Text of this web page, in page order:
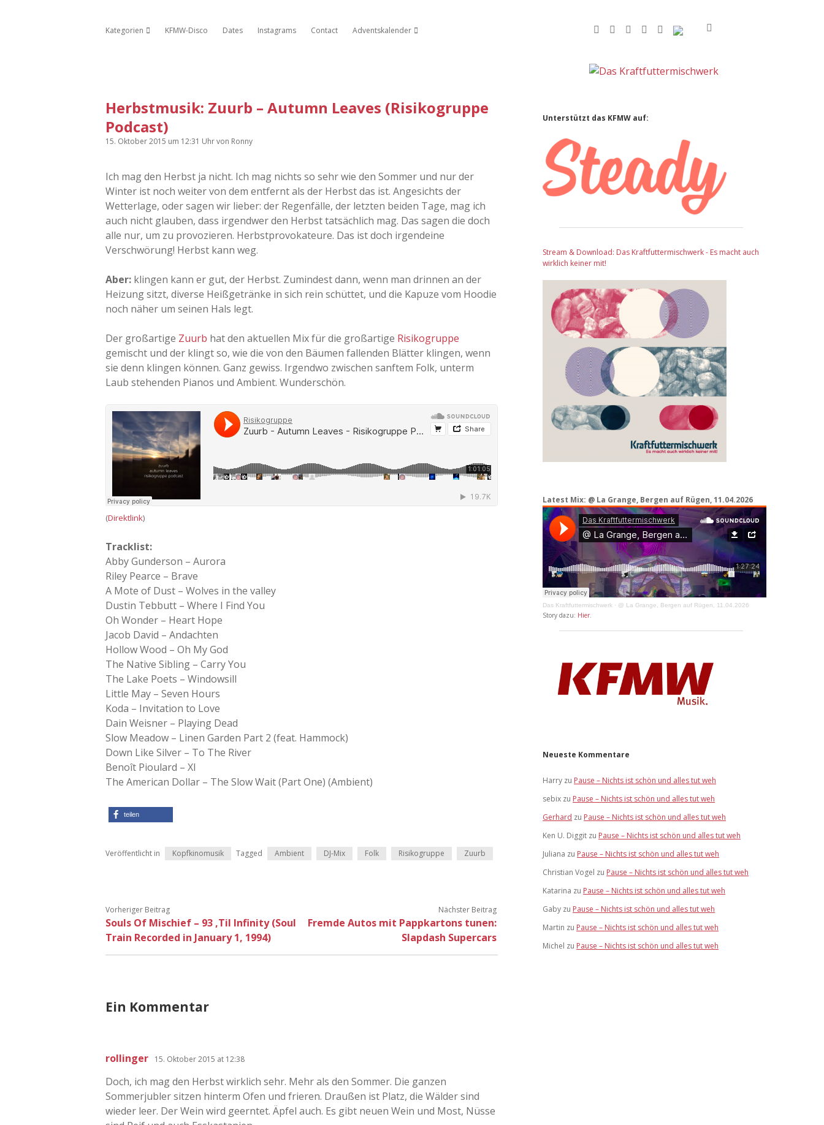
Kategorien Dropdown-Menü öffnen
KFMW-Disco Dates Instagrams Contact Adventskalender Dropdown-Menü öffnen facebookinstagram
rss soundcloud
vimeo Bluesky
Herbstmusik: Zuurb – Autumn Leaves (Risikogruppe
Podcast)
15. Oktober 2015 um 12:31 Uhrvon Ronny
Ich mag den Herbst ja nicht. Ich mag nichts so sehr wie den Sommer und nur der
Winter ist noch weiter von dem entfernt als der Herbst das ist. Angesichts der
Wetterlage, oder sagen wir lieber: der Regenfälle, der letzten beiden Tage, mag ich
auch nicht glauben, dass irgendwer den Herbst tatsächlich mag. Das sagen die doch
alle nur, um zu provozieren. Herbstprovokateure. Das ist doch irgendeine
Verschwörung! Herbst kann weg.
Aber: klingen kann er gut, der Herbst. Zumindest dann, wenn man drinnen an der
Heizung sitzt, diverse Heißgetränke in sich rein schüttet, und die Kapuze vom Hoodie
noch näher um seinen Hals legt.
Der großartige Zuurb hat den aktuellen Mix für die großartige Risikogruppe
gemischt und der klingt so, wie die von den Bäumen fallenden Blätter klingen, wenn
sie denn klingen können. Ganz gewiss. Irgendwo zwischen sanftem Folk, unterm
Laub stehenden Pianos und Ambient. Wunderschön.
(Direktlink)
Tracklist:
Abby Gunderson – Aurora
Riley Pearce – Brave
A Mote of Dust – Wolves in the valley
Dustin Tebbutt – Where I Find You
Oh Wonder – Heart Hope
Jacob David – Andachten
Hollow Wood – Oh My God
The Native Sibling – Carry You
The Lake Poets – Windowsill
Little May – Seven Hours
Koda – Invitation to Love
Dain Weisner – Playing Dead
Slow Meadow – Linen Garden Part 2 (feat. Hammock)
Down Like Silver – To The River
Benoît Pioulard – XI
The American Dollar – The Slow Wait (Part One) (Ambient)
teilen
Veröffentlicht in Kopfkinomusik Tagged Ambient DJ-Mix Folk Risikogruppe Zuurb
Vorheriger Beitrag
Souls Of Mischief – 93 ‚Til Infinity (Soul
Train Recorded in January 1, 1994)
Nächster Beitrag
Fremde Autos mit Pappkartons tunen:
Slapdash Supercars
Ein Kommentar
rollinger 15. Oktober 2015 at 12:38
Doch, ich mag den Herbst wirklich sehr. Mehr als den Sommer. Die ganzen
Sommerjubler sitzen hinterm Ofen und frieren. Draußen ist Platz, die Wälder sind
wieder leer. Der Wein wird geerntet. Äpfel auch. Es gibt neuen Wein und Most, Nüsse
Sidebar
Unterstützt das KFMW auf:
Stream & Download: Das Kraftfuttermischwerk - Es macht auch
wirklich keiner mit!
Latest Mix: @ La Grange, Bergen auf Rügen, 11.04.2026
Das Kraftfuttermischwerk · @ La Grange, Bergen auf Rügen, 11.04.2026
Story dazu: Hier.
Neueste Kommentare
Harry zu Pause – Nichts ist schön und alles tut weh
sebix zu Pause – Nichts ist schön und alles tut weh
Gerhard zu Pause – Nichts ist schön und alles tut weh
Ken U. Diggit zu Pause – Nichts ist schön und alles tut weh
Juliana zu Pause – Nichts ist schön und alles tut weh
Christian Vogel zu Pause – Nichts ist schön und alles tut weh
Katarina zu Pause – Nichts ist schön und alles tut weh
Gaby zu Pause – Nichts ist schön und alles tut weh
Martin zu Pause – Nichts ist schön und alles tut weh
Michel zu Pause – Nichts ist schön und alles tut weh